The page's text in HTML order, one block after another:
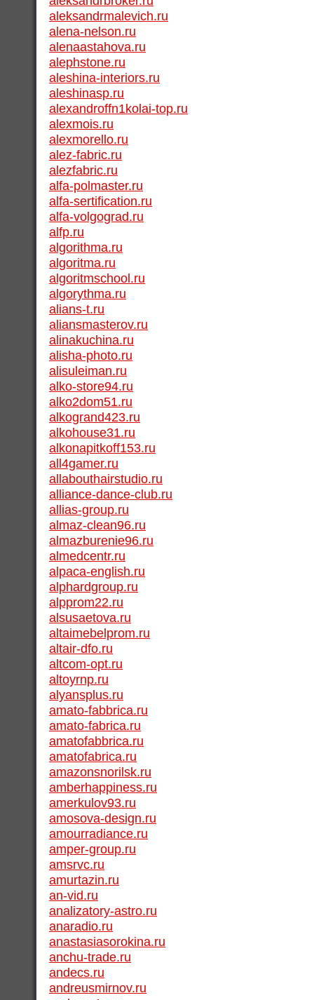
aleksandrmalevich.ru
alena-nelson.ru
alenaastahova.ru
alephstone.ru
aleshina-interiors.ru
aleshinasp.ru
alexandroffn1kolai-top.ru
alexmois.ru
alexmorello.ru
alez-fabric.ru
alezfabric.ru
alfa-polmaster.ru
alfa-sertification.ru
alfa-volgograd.ru
alfp.ru
algorithma.ru
algoritma.ru
algoritmschool.ru
algorythma.ru
alians-t.ru
aliansmasterov.ru
alinakuchina.ru
alisha-photo.ru
alisuleiman.ru
alko-store94.ru
alko2dom51.ru
alkogrand423.ru
alkohouse31.ru
alkonapitkoff153.ru
all4gamer.ru
allabouthairstudio.ru
alliance-dance-club.ru
allias-group.ru
almaz-clean96.ru
almazburenie96.ru
almedcentr.ru
alpaca-english.ru
alphardgroup.ru
alpprom22.ru
alsusaetova.ru
altaimebelprom.ru
altair-dfo.ru
altcom-opt.ru
altoyrnp.ru
alyansplus.ru
amato-fabbrica.ru
amato-fabrica.ru
amatofabbrica.ru
amatofabrica.ru
amazonsnorilsk.ru
amberhappiness.ru
amerkulov93.ru
amosova-design.ru
amourradiance.ru
amper-group.ru
amsrvc.ru
amurtazin.ru
an-vid.ru
analizatory-astro.ru
anaradio.ru
anastasiasorokina.ru
anchu-trade.ru
andecs.ru
andreusmirnov.ru